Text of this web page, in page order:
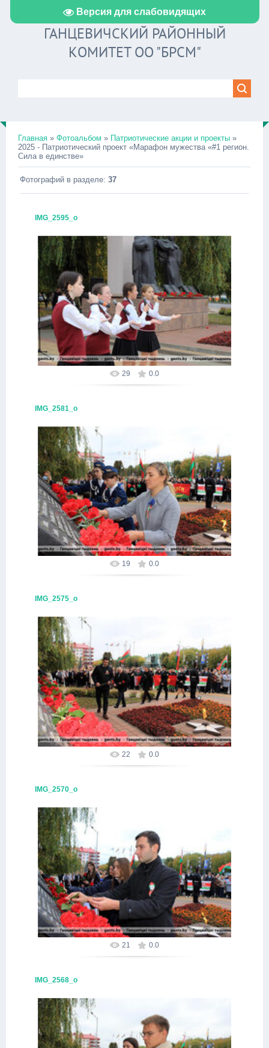
Версия для слабовидящих
ГАНЦЕВИЧСКИЙ РАЙОННЫЙ
КОМИТЕТ ОО "БРСМ"
Главная » Фотоальбом » Патриотические акции и проекты »
2025 - Патриотический проект «Марафон мужества «#1 регион.
Сила в единстве»
Фотографий в разделе: 37
IMG_2595_о
16.10.2025
Alex
29 0.0
IMG_2581_о
16.10.2025
Alex
19 0.0
IMG_2575_о
16.10.2025
Alex
22 0.0
IMG_2570_о
16.10.2025
21 0.0
IMG_2568_о